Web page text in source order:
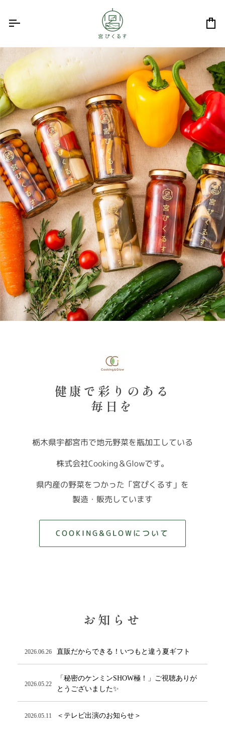
健康で彩りのある
毎日を
栃木県宇都宮市で地元野菜を瓶加工している
株式会社Cooking＆Glowです。
県内産の野菜をつかった「宮ぴくるす」を
製造・販売しています
COOKING&GLOWについて
お知らせ
2026.06.26 直販だからできる！いつもと違う夏ギフト
2026.05.22
「秘密のケンミンSHOW極！」ご視聴ありが
とうございました✨
2026.05.11 ＜テレビ出演のお知らせ＞